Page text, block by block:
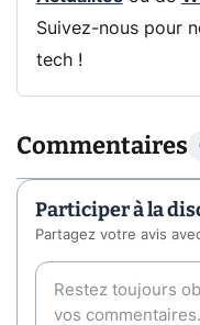
Suivez-nous pour
tech !
Commentaires
Participer à la
Partagez votre avis